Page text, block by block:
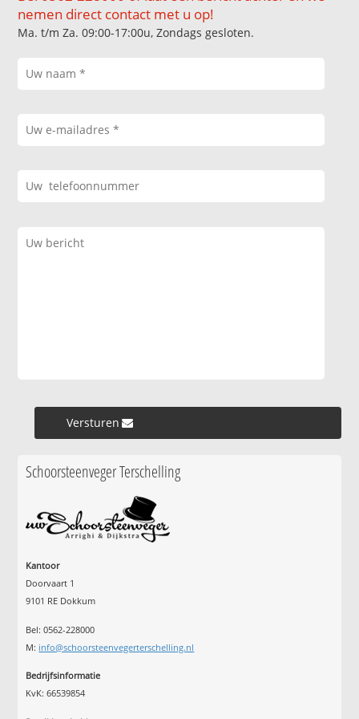
nemen direct contact met u op!
Ma. t/m Za. 09:00-17:00u, Zondags gesloten.
Versturen »
Schoorsteenveger Terschelling
Kantoor
Doorvaart 1
9101 RE Dokkum
Bel: 0562-228000
M: info@schoorsteenvegerterschelling.nl
Bedrijfsinformatie
KvK: 66539854